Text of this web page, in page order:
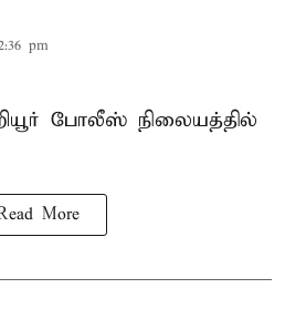
pm
போலீஸ் நிலையத்தில்
More